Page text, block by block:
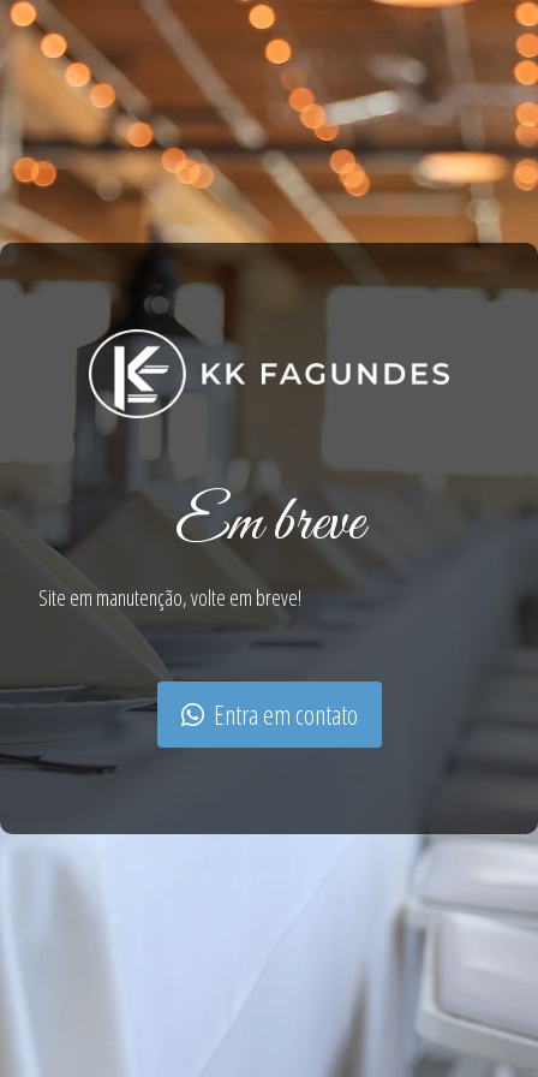
Em breve
Site em manutenção, volte em breve!
Entra em contato